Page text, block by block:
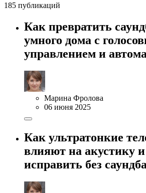
185 публикаций
Как превратить
умного дома с
управлением и
Марина Фролова
06 июня 2025
Как ультратонкие
влияют на акустику
исправить без